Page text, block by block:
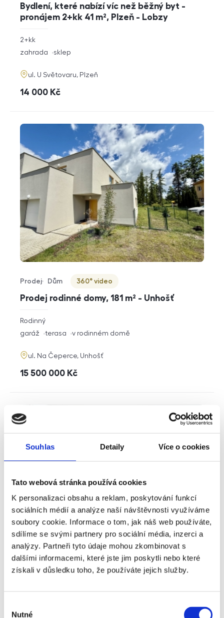
Souhlas Detaily Více o cookies
Tato webová stránka používá cookies
K personalizaci obsahu a reklam, poskytování funkcí
sociálních médií a analýze naší návštěvnosti využíváme
soubory cookie. Informace o tom, jak náš web používáte,
sdílíme se svými partnery pro sociální média, inzerci a
analýzy. Partneři tyto údaje mohou zkombinovat s
dalšími informacemi, které jste jim poskytli nebo které
získali v důsledku toho, že používáte jejich služby.
Nutné
Bydlení, které nabízí víc než běžný byt -
pronájem 2+kk 41 m², Plzeň - Lobzy
rozměry
2+kk
funkce
zahrada sklep
adresa
ul. U Světovaru, Plzeň
cena
14 000 Kč
Prodej rodinné domy, 181 m² - Unhošť
Typ nabídky
Prodej
Typ nemovitosti
Dům
Virtuální prohlídka
360° video
rozměry
dispozice
Rodinný
funkce
garáž terasa v rodinném domě
adresa
ul. Na Čeperce, Unhošť
cena
15 500 000 Kč
Prodej bytu 4+kk 134 m², Praha - Anděl
Typ nabídky
Prodej
Typ nemovitosti
Byt